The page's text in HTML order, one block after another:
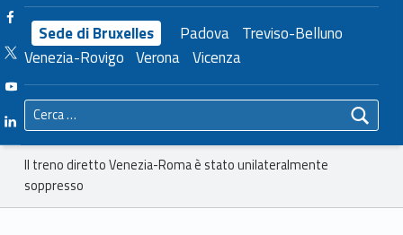
Sede di Bruxelles Padova Treviso-Belluno
Venezia-Rovigo Verona Vicenza
Facebook Unioncamere Veneto
Twitter Unioncamere Veneto
Youtube Unioncamere Veneto
Linkedin Unioncamere Veneto
Ricerca per:
Breadcrumbs navigation
Il treno diretto Venezia-Roma è stato unilateralmente
soppresso